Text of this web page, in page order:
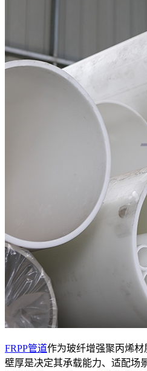
FRPP管道作为玻纤增强聚丙烯
壁厚是决定其承载能力、适配场